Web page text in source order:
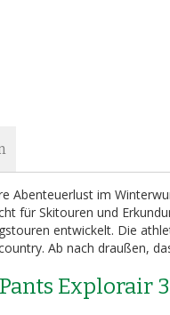
Abenteuerlust im
für Skitouren und
entwickelt. Die
Ab nach draußen,
Explorair